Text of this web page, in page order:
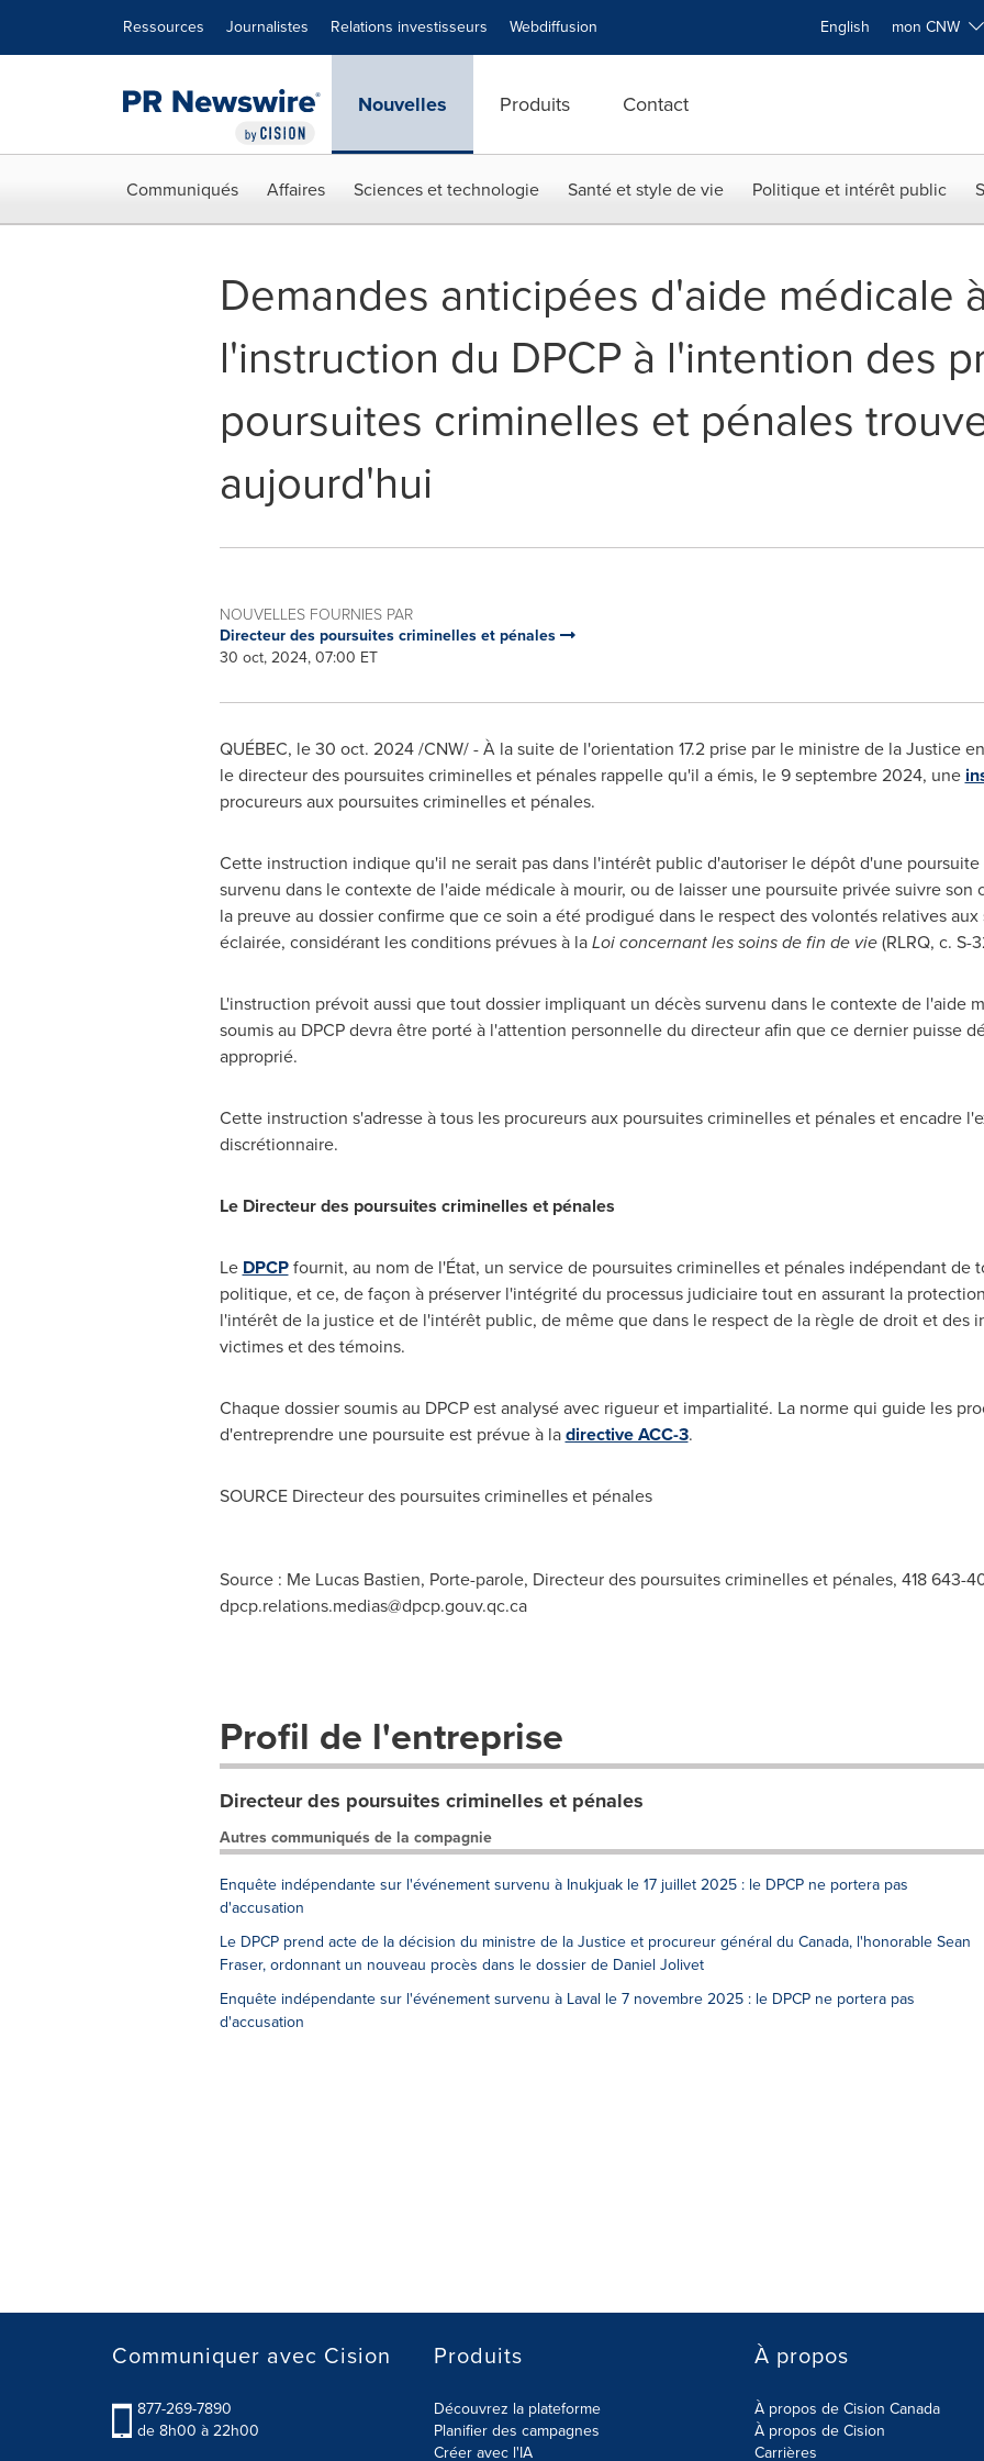
Ressources Journalistes Relations investisseurs Webdiffusion English mon CNW
Nouvelles Produits Contact
Communiqués Affaires Sciences et technologie Santé et style de vie Politique et intérêt public
Demandes anticipées d'aide médicale
l'instruction du DPCP à l'intention des
poursuites criminelles et pénales
aujourd'hui
NOUVELLES FOURNIES PAR
Directeur des poursuites criminelles et pénales
30 oct, 2024, 07:00 ET
QUÉBEC, le30 oct. 2024/CNW/ - À la suite de l'orientation 17.2 prise par le ministre de la Justice
le directeur des poursuites criminelles et pénales rappelle qu'il a émis, le 9 septembre 2024, une
procureurs aux poursuites criminelles et pénales.
Cette instruction indique qu'il ne serait pas dans l'intérêt public d'autoriser le dépôt d'une
survenu dans le contexte de l'aide médicale à mourir, ou de laisser une poursuite privée suivre son
la preuve au dossier confirme que ce soin a été prodigué dans le respect des volontés relatives
éclairée, considérant les conditions prévues à laLoi concernant les soins de fin de vie(RLRQ, c. S-
L'instruction prévoit aussi que tout dossier impliquant un décès survenu dans le contexte de l'aide
soumis au DPCP devra être porté à l'attention personnelle du directeur afin que ce dernier puisse
approprié.
Cette instruction s'adresse à tous les procureurs aux poursuites criminelles et pénales et encadre
discrétionnaire.
Le Directeur des poursuites criminelles et pénales
Le DPCPfournit, au nom de l'État, un service de poursuites criminelles et pénales indépendant de
politique, et ce, de façon à préserver l'intégrité du processus judiciaire tout en assurant la
l'intérêt de la justice et de l'intérêt public, de même que dans le respect de la règle de droit et des
victimes et des témoins.
Chaque dossier soumis au DPCP est analysé avec rigueur et impartialité. La norme qui guide les
d'entreprendre une poursuite est prévue à ladirective ACC-3.
SOURCE Directeur des poursuites criminelles et pénales
Source : Me Lucas Bastien, Porte-parole, Directeur des poursuites criminelles et pénales, 418 643-
dpcp.relations.medias@dpcp.gouv.qc.ca
Profil de l'entreprise
Directeur des poursuites criminelles et pénales
Autres communiqués de la compagnie
Enquête indépendante sur l'événement survenu à Inukjuak le 17 juillet 2025 : le DPCP ne portera pas
d'accusation
Le DPCP prend acte de la décision du ministre de la Justice et procureur général du Canada, l'honorable Sean
Fraser, ordonnant un nouveau procès dans le dossier de Daniel Jolivet
Enquête indépendante sur l'événement survenu à Laval le 7 novembre 2025 : le DPCP ne portera pas
d'accusation
Communiquer avec Cision
877-269-7890
de 8h00 à 22h00
Produits
Découvrez la plateforme
Planifier des campagnes
Créer avec l'IA
À propos
À propos de Cision Canada
À propos de Cision
Carrières